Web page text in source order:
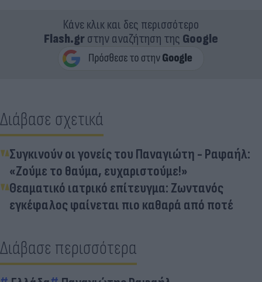
Κάνε κλικ και δες περισσότερο
Flash.grστην αναζήτηση της Google
Διάβασε σχετικά
Συγκινούν οι γονείς του Παναγιώτη - Ραφαήλ:
«Ζούμε το θαύμα, ευχαριστούμε!»
Θεαματικό ιατρικό επίτευγμα: Ζωντανός
εγκέφαλος φαίνεται πιο καθαρά από ποτέ
Διάβασε περισσότερα